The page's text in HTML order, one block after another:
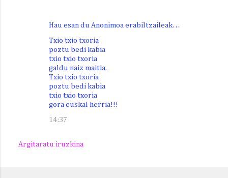
Hau esan du Anonimoa erabiltzaileak…
Txio txio txoria
poztu bedi kabia
txio txio txoria
galdu naiz maitia.
Txio txio txoria
poztu bedi kabia
txio txio txoria
gora euskal herria!!!
14:37
Argitaratu iruzkina